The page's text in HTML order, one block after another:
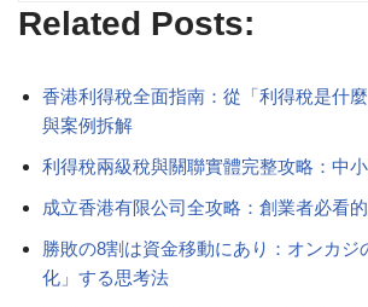
Related Posts:
香港利得稅全面指南：從「利得稅是什
與案例拆解
利得稅兩級稅與關聯實體完整攻略：中
成立香港有限公司全攻略：創業者必看
勝敗の8割は資金移動にあり：オンカジ
化」する思考法